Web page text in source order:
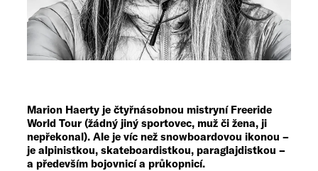
Marion Haerty je čtyřnásobnou mistryní Freeride
World Tour (žádný jiný sportovec, muž či žena, ji
nepřekonal). Ale je víc než snowboardovou ikonou –
je alpinistkou, skateboardistkou, paraglajdistkou –
a především bojovnicí a průkopnicí.